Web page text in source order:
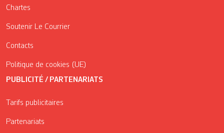
Chartes
Soutenir Le Courrier
Contacts
Politique de cookies (UE)
PUBLICITÉ / PARTENARIATS
Tarifs publicitaires
Partenariats